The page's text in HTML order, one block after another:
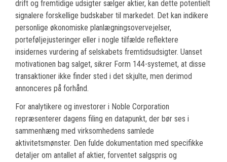
drift og fremtidige udsigter sælger aktier, kan dette potentielt
signalere forskellige budskaber til markedet. Det kan indikere
personlige økonomiske planlægningsovervejelser,
porteføljejusteringer eller i nogle tilfælde reflektere
insidernes vurdering af selskabets fremtidsudsigter. Uanset
motivationen bag salget, sikrer Form 144-systemet, at disse
transaktioner ikke finder sted i det skjulte, men derimod
annonceres på forhånd.
For analytikere og investorer i Noble Corporation
repræsenterer dagens filing en datapunkt, der bør ses i
sammenhæng med virksomhedens samlede
aktivitetsmønster. Den fulde dokumentation med specifikke
detaljer om antallet af aktier, forventet salgspris og